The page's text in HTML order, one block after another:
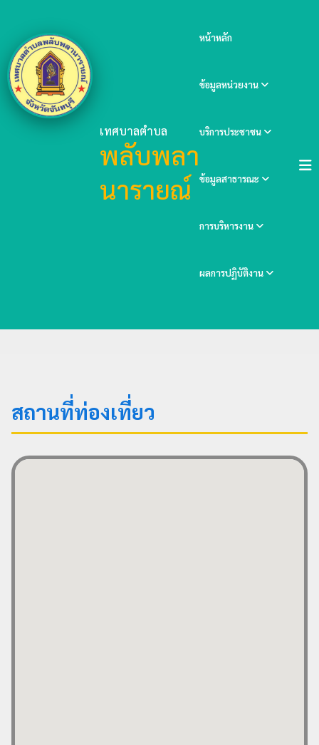
เทศบาลตำบล
พลับพลา
นารายณ์
หน้าหลัก
ข้อมูลหน่วยงาน
บริการประชาชน
ข้อมูลสาธารณะ
การบริหารงาน
ผลการปฏิบัติงาน
สถานที่ท่องเที่ยว